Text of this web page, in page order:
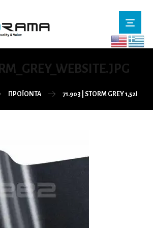
ΠΡΟΪΌΝΤΑ 71.903 | STORM GREY 1,52M